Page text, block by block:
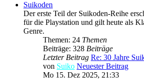
Suikoden
Der erste Teil der Suikoden-Reihe
für die Playstation und gilt heute als
Genre.
Themen: 24 Themen
Beiträge: 328 Beiträge
Letzter Beitrag Re: 30 Jahre
von Suiko Neuester Beitrag
Mo 15. Dez 2025, 21:33